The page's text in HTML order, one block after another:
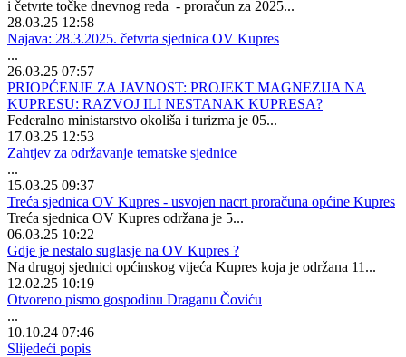
i četvrte točke dnevnog reda - proračun za 2025...
28.03.25 12:58
Najava: 28.3.2025. četvrta sjednica OV Kupres
...
26.03.25 07:57
PRIOPĆENJE ZA JAVNOST: PROJEKT MAGNEZIJA NA
KUPRESU: RAZVOJ ILI NESTANAK KUPRESA?
Federalno ministarstvo okoliša i turizma je 05...
17.03.25 12:53
Zahtjev za održavanje tematske sjednice
...
15.03.25 09:37
Treća sjednica OV Kupres - usvojen nacrt proračuna općine Kupres
Treća sjednica OV Kupres održana je 5...
06.03.25 10:22
Gdje je nestalo suglasje na OV Kupres ?
Na drugoj sjednici općinskog vijeća Kupres koja je održana 11...
12.02.25 10:19
Otvoreno pismo gospodinu Draganu Čoviću
...
10.10.24 07:46
Slijedeći popis